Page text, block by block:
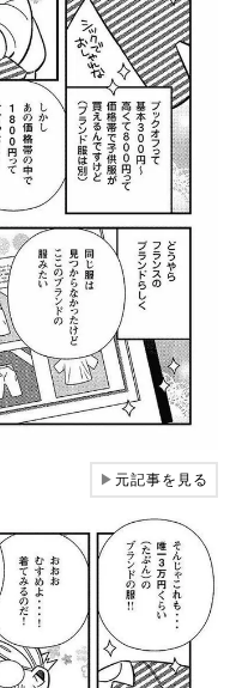
▶元記事を見る